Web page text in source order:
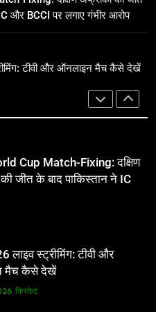
Cup Match-Fixing: दक्षिण
लाइव स्ट्रीमिंग: टीवी और
मैच कैसे देखें
टिकट्स: बुकिंग, कीमतें, और
पूरी जानकारी
क्रिकेट
और BCCI पर लगाए गंभीर आरोप
टीवी और ऑनलाइन मैच कैसे देखें
2026
की पत्नी सानिया चंडोक:
करियर और शादी से जुड़ी हर
Cup Match-Fixing: दक्षिण
जीत के बाद पाकिस्तान ने ICC
लगाए गंभीर आरोप
लाइव स्ट्रीमिंग: टीवी और
मैच कैसे देखें
क्रिकेट